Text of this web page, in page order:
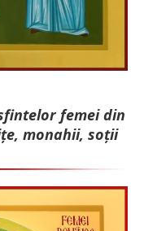
femei din
monahii, soții